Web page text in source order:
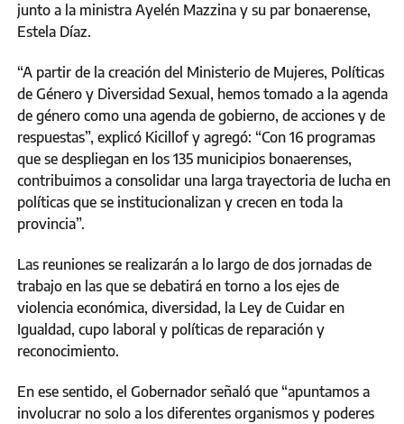
junto a la ministra Ayelén Mazzina y su par bonaerense,
Estela Díaz.
“A partir de la creación del Ministerio de Mujeres, Políticas
de Género y Diversidad Sexual, hemos tomado a la agenda
de género como una agenda de gobierno, de acciones y de
respuestas”, explicó Kicillof y agregó: “Con 16 programas
que se despliegan en los 135 municipios bonaerenses,
contribuimos a consolidar una larga trayectoria de lucha en
políticas que se institucionalizan y crecen en toda la
provincia”.
Las reuniones se realizarán a lo largo de dos jornadas de
trabajo en las que se debatirá en torno a los ejes de
violencia económica, diversidad, la Ley de Cuidar en
Igualdad, cupo laboral y políticas de reparación y
reconocimiento.
En ese sentido, el Gobernador señaló que “apuntamos a
involucrar no solo a los diferentes organismos y poderes